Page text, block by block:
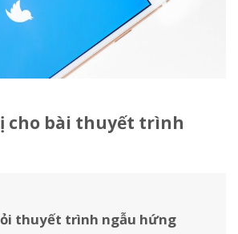
cho bài thuyết trình
thuyết trình ngẫu hứng